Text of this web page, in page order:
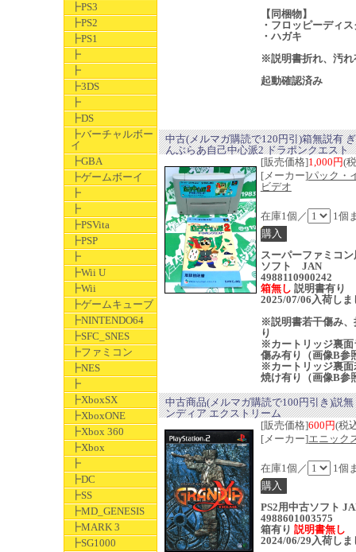
┣PS3
┣PS2
┣PS1
┣
┣
┣3DS
┣
┣DS
┣バーチャルボー
イ
┣GBA
┣ゲームボーイ
┣
┣
┣PSVita
┣PSP
┣
┣Wii U
┣Wii
┣ゲームキューブ
┣NINTENDO64
┣SFC_SNES
┣ファミコン
┣NES
┣
┣XboxSX
┣XboxONE
┣Xbox 360
┣Xbox
┣
┣DC
┣SS
┣MD_GENESIS
┣MARK 3
┣SG1000
【同梱物】
・フロッピーディ
・ハガキ
※説明書折れ、汚れ
起動確認済み
中古(メルマガ購読で120円引)箱無説有
んぶらあ自己中心派2 ドラポンクエスト
[販売価格]1,000円(
[メーカー]パック・
ビデオ
在庫1個／ 1個
スーパーファミコ
ソフト JAN
4988110900242
箱無し 説明書有り
2025/07/06入荷しま
※説明書若干傷み、
り
※カートリッジ裏面
傷み有り（画像B参
※カートリッジ裏面
焼け有り（画像B参
中古商品(メルマガ購読で100円引き)説無
ンディア エクストリーム
[販売価格]600円(税
[メーカー]エニック
在庫1個／ 1個
PS2用中古ソフト
4988601003575
箱有り 説明書無し
2024/06/29入荷しま